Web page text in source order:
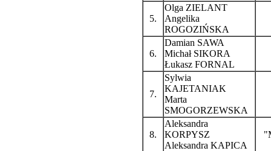
5.
Olga ZIELANT
Angelika
ROGOZIŃSKA
6.
Damian SAWA
Michał SIKORA
Łukasz FORNAL
7.
Sylwia
KAJETANIAK
Marta
SMOGORZEWSKA
8.
Aleksandra
KORPYSZ
Aleksandra KAPICA